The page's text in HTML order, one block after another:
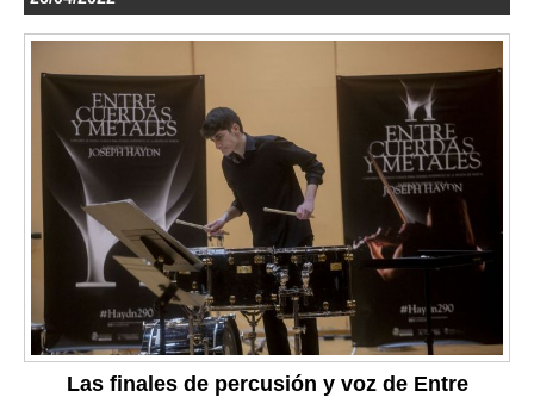
Las finales de percusión y voz de Entre